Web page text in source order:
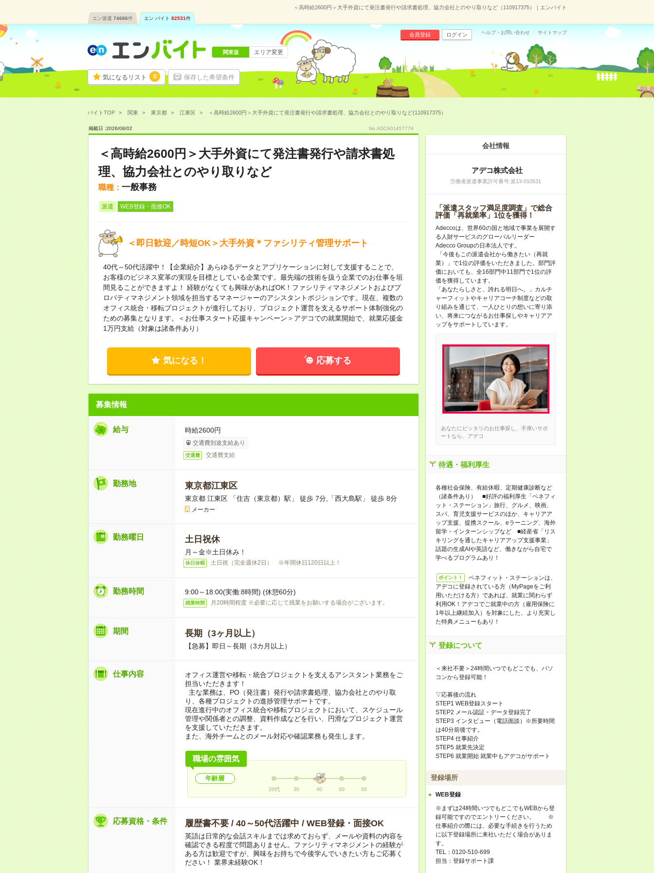
＜高時給2600円＞大手外資にて発注書発行や請求書処理、協力会社とのやり取りなど（110917375）｜エンバイト
エン派遣 74686件 エン バイト 82531件
気になるリスト 0 保存した希望条件
会員登録 ログイン ヘルプ・お問い合わせ サイトマップ
関東版 エリア変更
バイトTOP 関東 東京都 江東区 ＜高時給2600円＞大手外資にて発注書発行や請求書処理、協力会社とのやり取りなど(110917375）
掲載日 :2026/08/02 No.ADCA01457774
＜高時給2600円＞大手外資にて発注書発行や請求書処
理、協力会社とのやり取りなど
職種： 一般事務
派遣 WEB登録・面接OK
＜即日歓迎／時短OK＞大手外資＊ファシリティ管理サポート
40代～50代活躍中！【企業紹介】あらゆるデータとアプリケーションに対して支援することで、
お客様のビジネス変革の実現を目標としている企業です。最先端の技術を扱う企業でのお仕事を垣
間見ることができますよ！ 経験がなくても興味があればOK！ファシリティマネジメントおよびプ
ロパティマネジメント領域を担当するマネージャーのアシスタントポジションです。現在、複数の
オフィス統合・移転プロジェクトが進行しており、プロジェクト運営を支えるサポート体制強化の
ための募集となります。＜お仕事スタート応援キャンペーン＞アデコでの就業開始で、就業応援金
1万円支給（対象は諸条件あり）
気になる！ 応募する
募集情報
給与 時給2600円
交通費別途支給あり
交通費 交通費支給
勤務地 東京都江東区
東京都 江東区 「住吉（東京都）駅」 徒歩 7分,「西大島駅」 徒歩 8分
メーカー
勤務曜日 土日祝休
月～金※土日休み！
休日休暇 土日祝（完全週休2日） ※年間休日120日以上！
勤務時間 9:00～18:00(実働:8時間) (休憩60分)
残業時間 月20時間程度 ※必要に応じて残業をお願いする場合がございます。
期間 長期（3ヶ月以上）
【急募】即日～長期（3カ月以上）
仕事内容
オフィス運営や移転・統合プロジェクトを支えるアシスタント業務をご
担当いただきます！
主な業務は、PO（発注書）発行や請求書処理、協力会社とのやり取
り、各種プロジェクトの進捗管理サポートです。
現在進行中のオフィス統合や移転プロジェクトにおいて、スケジュール
管理や関係者との調整、資料作成などを行い、円滑なプロジェクト運営
を支援していただきます。
また、海外チームとのメール対応や確認業務も発生します。
職場の雰囲気
年齢層
20代 30 40 50 60
応募資格・条件 履歴書不要 / 40～50代活躍中 / WEB登録・面接OK
英語は日常的な会話スキルまでは求めておらず、メールや資料の内容を
確認できる程度で問題ありません。ファシリティマネジメントの経験が
ある方は歓迎ですが、興味をお持ちで今後学んでいきたい方もご応募く
ださい！ 業界未経験OK！
会社情報
アデコ株式会社
労働者派遣事業許可番号:派13-010531
「派遣スタッフ満足度調査」で総合
評価「再就業率」1位を獲得！
Adeccoは、世界60の国と地域で事業を展開す
る人財サービスのグローバルリーダー
Adecco Groupの日本法人です。
「今後もこの派遣会社から働きたい（再就
業）」で1位の評価をいただきました。部門評
価においても、全16部門中11部門で1位の評
価を獲得しています。
「あなたらしさと、誇れる明日へ。」カルチ
ャーフィットやキャリアコーチ制度などの取
り組みを通じて、一人ひとりの想いに寄り添
い、将来につながるお仕事探しやキャリアア
ップをサポートしています。
あなたにピッタリのお仕事探し、手厚いサポ
ートなら、アデコ
待遇・福利厚生
各種社会保険、有給休暇、定期健康診断など
（諸条件あり） ■好評の福利厚生「ベネフィ
ット・ステーション」旅行、グルメ、映画、
スパ、育児支援サービスのほか、キャリアア
ップ支援、提携スクール、eラーニング、海外
留学・インターンシップなど ■経産省「リス
キリングを通したキャリアアップ支援事業」
話題の生成AIや英語など、働きながら自宅で
学べるプログラムあり！
ポイント！
ベネフィット・ステーションは、
アデコに登録されている方（MyPageをご利
用いただける方）であれば、就業に関わらず
利用OK！アデコでご就業中の方（雇用保険に
1年以上継続加入）を対象にした、より充実し
た特典メニューもあり！
登録について
＜来社不要＞24時間いつでもどこでも、パソ
コンから登録可能！
▽応募後の流れ
STEP1 WEB登録スタート
STEP2 メール認証・データ登録完了
STEP3 インタビュー（電話面談）※所要時間
は40分前後です。
STEP4 仕事紹介
STEP5 就業先決定
STEP6 就業開始 就業中もアデコがサポート
登録場所
WEB登録
※まずは24時間いつでもどこでもWEBから登
録可能ですのでエントリーください。 ※
仕事紹介の際には、必要な手続きを行うため
に以下登録場所に来社いただく場合がありま
す。
TEL：0120-510-699
担当：登録サポート課